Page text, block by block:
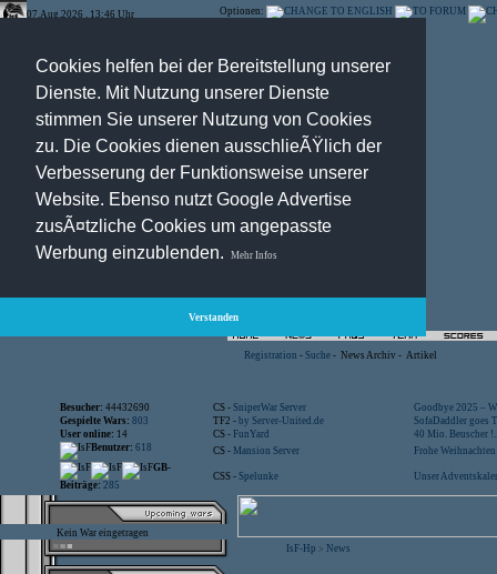
Cookies helfen bei der Bereitstellung unserer
Dienste. Mit Nutzung unserer Dienste
stimmen Sie unserer Nutzung von Cookies
zu. Die Cookies dienen ausschlieÃŸlich der
Verbesserung der Funktionsweise unserer
Website. Ebenso nutzt Google Advertise
zusÃ¤tzliche Cookies um angepasste
Werbung einzublenden.
Mehr Infos
Verstanden
07.Aug.2026 , 13:46 Uhr Optionen:
Registration - Suche - News Archiv - Artikel
Besucher: 44432690 CS - SniperWar Server
Goodbye 2025 –
Gespielte Wars: 803 TF2 - by Server-United.de
SofaDaddler goes
User online: 14 CS - FunYard
40 Mio. Beuscher
Benutzer: 618 CS - Mansion Server
Frohe
GB-
Beiträge: 285
CSS - Spelunke Unser
Kein War eingetragen
IsF-Hp > News